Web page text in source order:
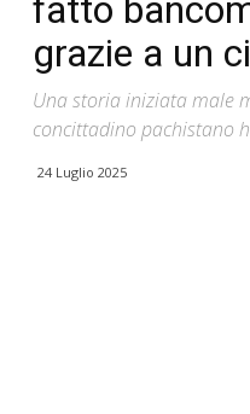
fatto
grazie a un
Una storia iniziata male
concittadino pachistano
24 Luglio 2025